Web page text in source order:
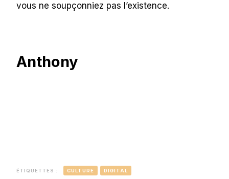
vous ne soupçonniez pas l’existence.
Anthony
ÉTIQUETTES : CULTURE DIGITAL